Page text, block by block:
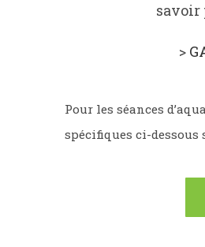
savoir
>
Pour les séances
spécifiques ci-dessous